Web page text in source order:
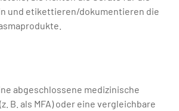
und etikettieren/dokumentieren die
abgeschlossene medizinische
B. als MFA) oder eine vergleichbare